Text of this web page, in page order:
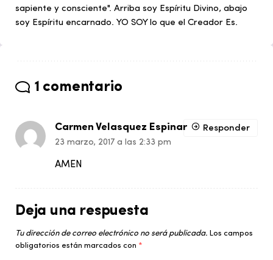
sapiente y consciente". Arriba soy Espíritu Divino, abajo
soy Espíritu encarnado. YO SOY lo que el Creador Es.
1 comentario
Carmen Velasquez Espinar
23 marzo, 2017 a las 2:33 pm
AMEN
Responder
Deja una respuesta
Tu dirección de correo electrónico no será publicada. Los campos
obligatorios están marcados con *